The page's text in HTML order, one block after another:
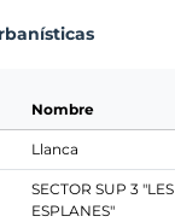
Nombre
Llanca
SECTOR SUP 3 "LES
ESPLANES"